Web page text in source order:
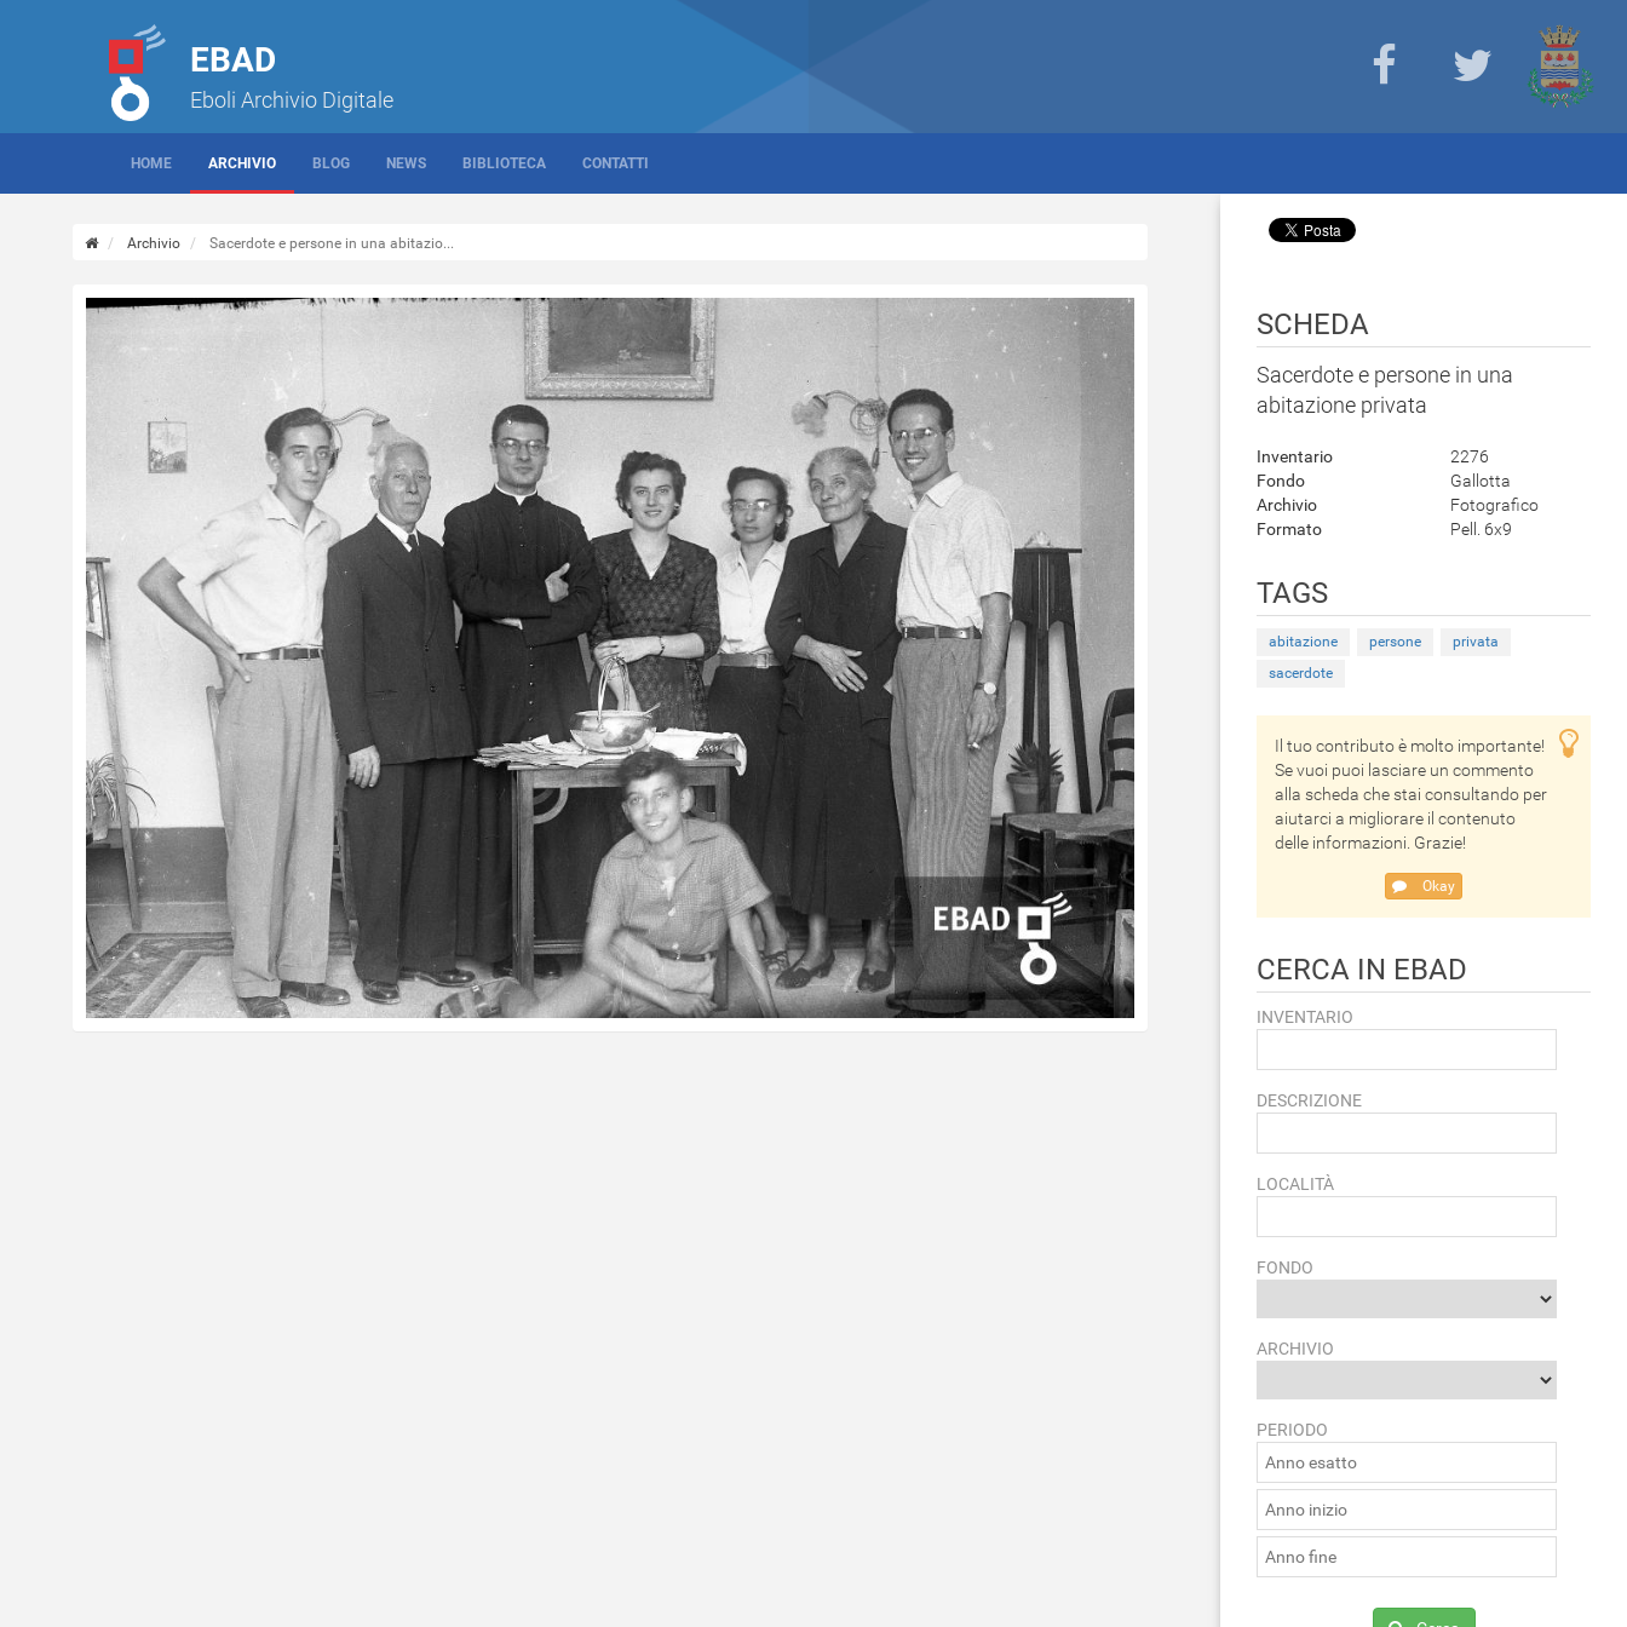
EBAD
Eboli Archivio Digitale
HOME ARCHIVIO BLOG NEWS BIBLIOTECA CONTATTI
Archivio Sacerdote e persone in una abitazio...
SCHEDA
Sacerdote e persone in una
abitazione privata
Inventario
2276
Fondo
Gallotta
Archivio
Fotografico
Formato
Pell. 6x9
TAGS
abitazione persone
privata
sacerdote
Il tuo contributo è molto importante!
Se vuoi puoi lasciare un commento
alla scheda che stai consultando per
aiutarci a migliorare il contenuto
delle informazioni. Grazie!
Okay
CERCA IN EBAD
INVENTARIO
DESCRIZIONE
LOCALITÀ
FONDO
ARCHIVIO
PERIODO